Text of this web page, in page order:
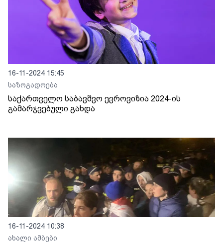
16-11-2024 15:45
საზოგადოება
საქართველო საბავშვო ევროვიზია 2024-ის
გამარჯვებული გახდა
16-11-2024 10:38
ახალი ამბები